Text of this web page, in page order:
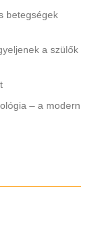
betegségek
a szülők
– a modern